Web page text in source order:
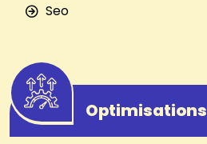
Seo
Optimisations